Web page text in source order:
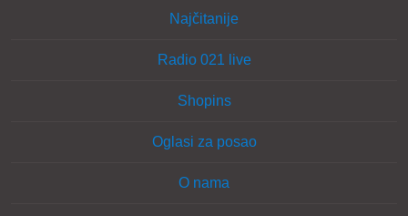
Najčitanije
Radio 021 live
Shopins
Oglasi za posao
O nama